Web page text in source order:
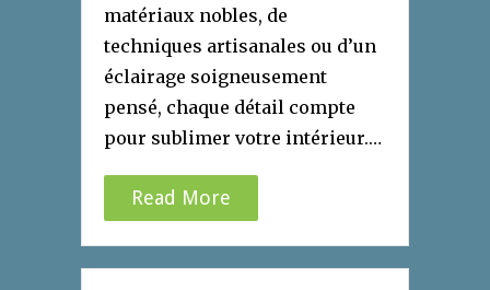
matériaux nobles, de
techniques artisanales ou d’un
éclairage soigneusement
pensé, chaque détail compte
pour sublimer votre intérieur.…
Read More